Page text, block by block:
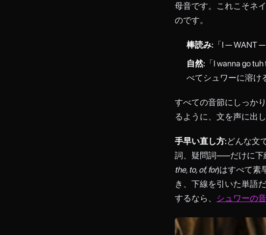
母音です。これこそネ
のです。
棒読み: 「I — WANT
自然: 「I wanna go
べてシュワーに溶け
すべての音節にしっか
るように、文を声に出
手早い直し方:どんな文
詞、疑問詞——だけに下
the, to, of, for)はすべて素
き、下線を引いた単語
するなら、 シュワーの音